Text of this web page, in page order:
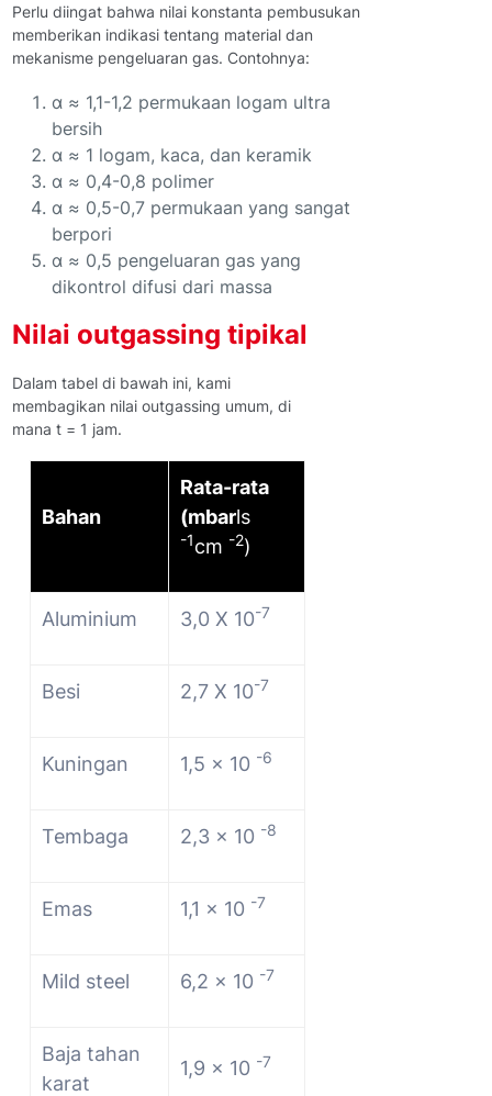
Perlu diingat bahwa nilai konstanta pembusukan
memberikan indikasi tentang material dan
mekanisme pengeluaran gas. Contohnya:
α ≈ 1,1-1,2 permukaan logam ultra
bersih
α ≈ 1 logam, kaca, dan keramik
α ≈ 0,4-0,8 polimer
α ≈ 0,5-0,7 permukaan yang sangat
berpori
α ≈ 0,5 pengeluaran gas yang
dikontrol difusi dari massa
Nilai outgassing tipikal
Dalam tabel di bawah ini, kami
membagikan nilai outgassing umum, di
mana t = 1 jam.
Bahan
Rata-rata
(mbarls
-1cm -2)
Aluminium 3,0 X 10-7
Besi 2,7 X 10-7
Kuningan 1,5 x 10 -6
Tembaga 2,3 x 10 -8
Emas 1,1 x 10 -7
Mild steel 6,2 x 10 -7
Baja tahan
karat
1,9 x 10 -7